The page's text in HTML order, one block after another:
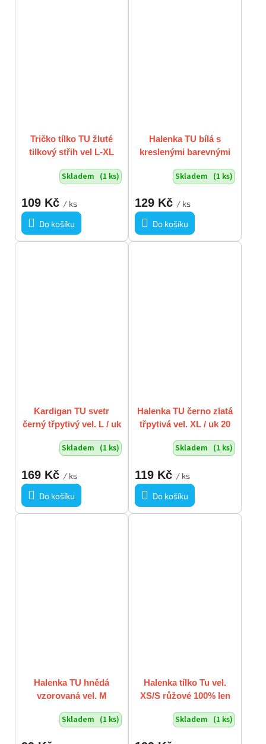
Tričko tílko TU žluté
tilkový střih vel L-XL
Skladem (1 ks)
109 Kč / ks
Do košíku
Halenka TU bílá s
kreslenými barevnými
stojáček průsvitná vel
Skladem (1 ks)
129 Kč / ks
Do košíku
Kardigan TU svetr
černý třpytivý vel. L / uk
Skladem (1 ks)
169 Kč / ks
Do košíku
Halenka TU černo zlatá
třpytivá vel. XL / uk 20
Skladem (1 ks)
119 Kč / ks
Do košíku
Halenka TU hnědá
vzorovaná vel. M
Skladem (1 ks)
Halenka tílko Tu vel.
XS/S růžové 100% len
Skladem (1 ks)